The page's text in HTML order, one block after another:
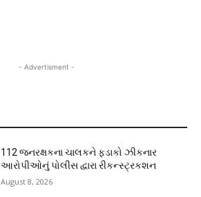
- Advertisment -
112 જનરક્ષકના ચાલકને ફડાકો ઝીકનાર
આરોપીઓનું પોલીસ દ્વારા રીકન્સ્ટ્રકશન
August 8, 2026